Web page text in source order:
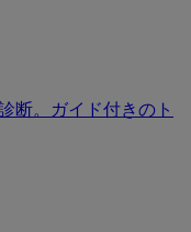
断。ガイド付きのト